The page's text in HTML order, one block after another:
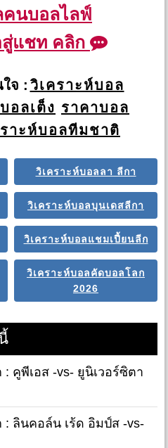
คนบอลไลฟ์
สู่แชท คลิก
จ : วิเคราะห์บอล
อลเต็ง ราคาบอล
าะห์บอลทีมชาติ
วิเคราะห์บอลลา ลีกา
วิเคราะห์บอลบุนเดสลีกา
วิเคราะห์บอลแชมเปี้ยนลีก
วิเคราะห์บอลคัดบอลโลก
2026
คูพีเอส -vs- ยูนิเวอร์ซิตา
: ลินคอล์น เร้ด อิมป์ส -vs-